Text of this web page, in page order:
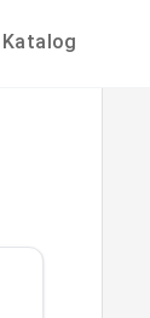
Katalog